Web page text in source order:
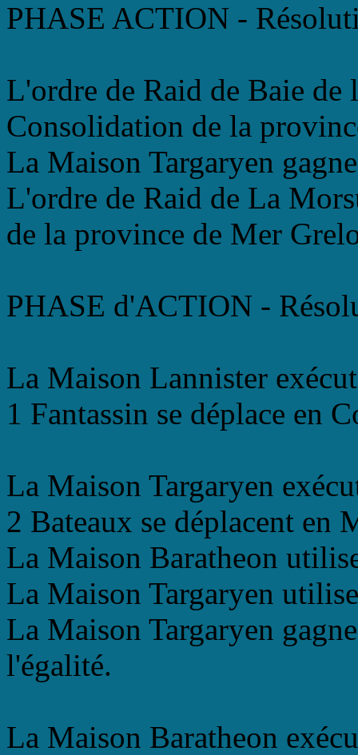
PHASE ACTION -
L'ordre de Raid de Baie de
Consolidation de la
La Maison Targaryen
L'ordre de Raid de La
de la province de Mer
PHASE d'ACTION -
La Maison Lannister
1 Fantassin se déplace en
La Maison Targaryen
2 Bateaux se déplacent en
La Maison Baratheon
La Maison Targaryen
La Maison Targaryen
l'égalité.
La Maison Baratheon